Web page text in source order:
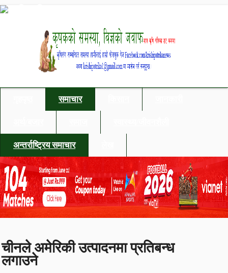
समाचार
अन्तर्राष्ट्रिय समाचार
चीनले अमेरिकी उत्पादनमा प्रतिबन्ध
लगाउने